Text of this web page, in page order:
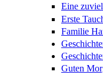
Eine
Erste
Familie
Guten